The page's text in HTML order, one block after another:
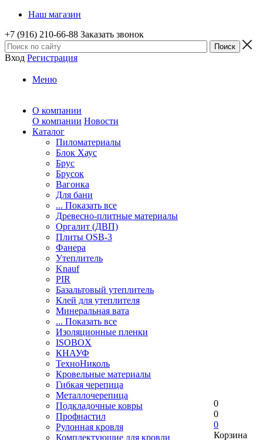
Наш магазин
+7 (916) 210-66-88 Заказать звонок
Вход Регистрация
Меню
О компании
О компании Новости
Каталог
Пиломатериалы
Блок Хаус
Брус
Брусок
Вагонка
Для бани
... Показать все
Древесно-плитные материалы
Оргалит (ДВП)
Плиты OSB-3
Фанера
Утеплитель
Knauf
PIR
Базальтовый утеплитель
Клей для утеплителя
Минеральная вата
... Показать все
Изоляционные пленки
ISOBOX
КНАУФ
ТехноНиколь
Кровельные материалы
Гибкая черепица
Металлочерепица
Подкладочные ковры
Профнастил
Рулонная кровля
Комплектующие для кровли
0
0
0
Корзина